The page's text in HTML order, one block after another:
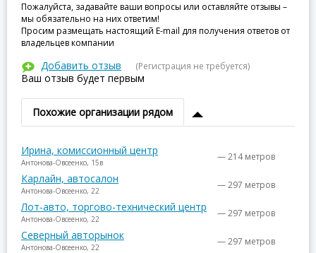
Пожалуйста, задавайте ваши вопросы или оставляйте отзывы –
мы обязательно на них ответим!
Просим размещать настоящий E-mail для получения ответов от
владельцев компании
Добавить отзыв (Регистрация не требуется)
Ваш отзыв будет первым
Похожие организации рядом
Ирина, комиссионный центр
Антонова-Овсеенко, 15в — 214 метров
Карлайн, автосалон
Антонова-Овсеенко, 22 — 297 метров
Лот-авто, торгово-технический центр
Антонова-Овсеенко, 22 — 297 метров
Северный авторынок
Антонова-Овсеенко, 22 — 297 метров